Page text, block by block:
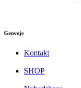
Genveje
Kontakt
SHOP